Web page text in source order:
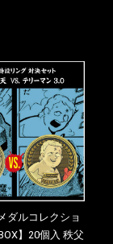
ネメシス 初回シ
ダルコレクショ
】20個入 秩父